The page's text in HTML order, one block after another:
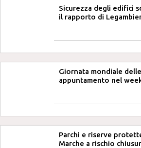
Sicurezza degli edifici
il rapporto di
Giornata mondiale
appuntamento nel
Parchi e riserve
Marche a rischio